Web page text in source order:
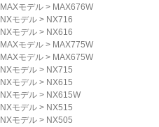
MAXモデル > MAX676W
NXモデル > NX716
NXモデル > NX616
MAXモデル > MAX775W
MAXモデル > MAX675W
NXモデル > NX715
NXモデル > NX615
NXモデル > NX615W
NXモデル > NX515
NXモデル > NX505